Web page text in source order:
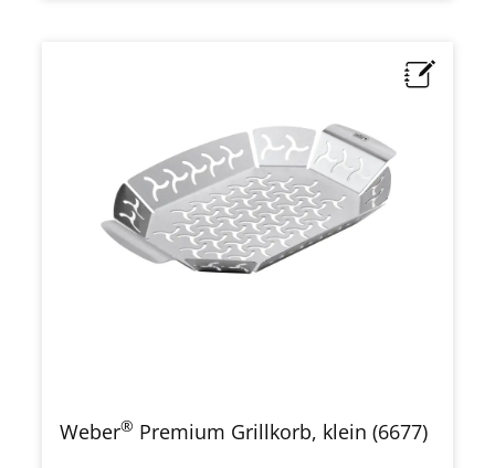
Weber® Premium Grillkorb, klein (6677)